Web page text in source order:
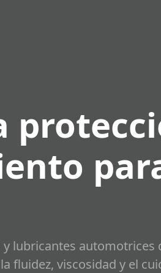
lubricantes automotrices
fluidez, viscosidad y el